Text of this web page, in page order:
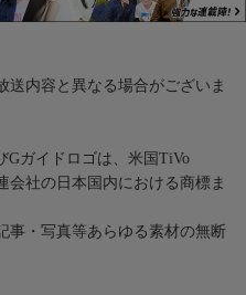
送内容と異なる場合がございま
Gガイドロゴは、米国TiVo
会社の日本国内における商標ま
事・写真等あらゆる素材の無断